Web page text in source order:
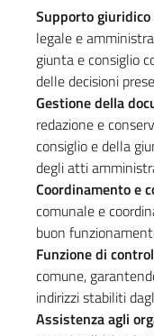
Supporto
legale e
giunta e consiglio
delle decisioni
Gestione della
redazione e
consiglio e della
degli atti
Coordinamento e
comunale e
buon
Funzione di
comune,
indirizzi stabiliti
Assistenza agli